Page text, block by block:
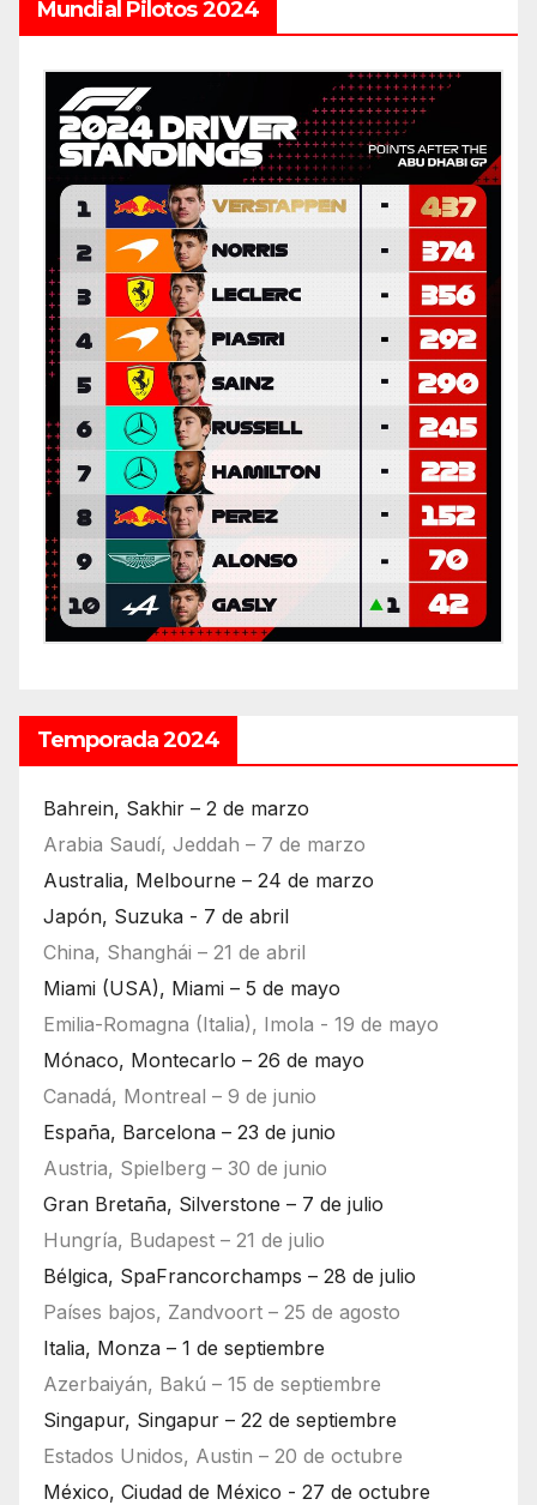
Mundial Pilotos 2024
Temporada 2024
Bahrein, Sakhir – 2 de marzo
Arabia Saudí, Jeddah – 7 de marzo
Australia, Melbourne – 24 de marzo
Japón, Suzuka - 7 de abril
China, Shanghái – 21 de abril
Miami (USA), Miami – 5 de mayo
Emilia-Romagna (Italia), Imola - 19 de mayo
Mónaco, Montecarlo – 26 de mayo
Canadá, Montreal – 9 de junio
España, Barcelona – 23 de junio
Austria, Spielberg – 30 de junio
Gran Bretaña, Silverstone – 7 de julio
Hungría, Budapest – 21 de julio
Bélgica, SpaFrancorchamps – 28 de julio
Países bajos, Zandvoort – 25 de agosto
Italia, Monza – 1 de septiembre
Azerbaiyán, Bakú – 15 de septiembre
Singapur, Singapur – 22 de septiembre
Estados Unidos, Austin – 20 de octubre
México, Ciudad de México - 27 de octubre